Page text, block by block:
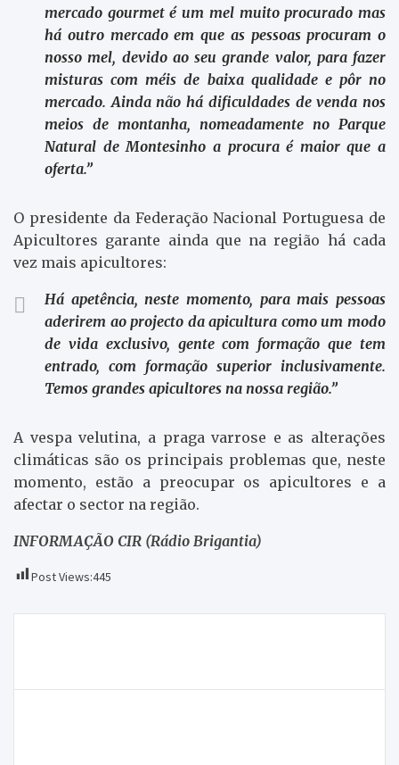
mercado gourmet é um mel muito procurado mas
há outro mercado em que as pessoas procuram o
nosso mel, devido ao seu grande valor, para fazer
misturas com méis de baixa qualidade e pôr no
mercado. Ainda não há dificuldades de venda nos
meios de montanha, nomeadamente no Parque
Natural de Montesinho a procura é maior que a
oferta.”
O presidente da Federação Nacional Portuguesa de
Apicultores garante ainda que na região há cada
vez mais apicultores:
Há apetência, neste momento, para mais pessoas
aderirem ao projecto da apicultura como um modo
de vida exclusivo, gente com formação que tem
entrado, com formação superior inclusivamente.
Temos grandes apicultores na nossa região.”
A vespa velutina, a praga varrose e as alterações
climáticas são os principais problemas que, neste
momento, estão a preocupar os apicultores e a
afectar o sector na região.
INFORMAÇÃO CIR (Rádio Brigantia)
Post Views:445
artigos